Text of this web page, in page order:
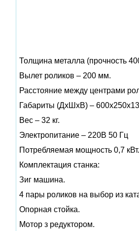
Толщина металла (прочность
Вылет роликов – 200 мм.
Расстояние между центрами
Габариты (ДхШхВ) –
Вес – 32 кг.
Электропитание – 220В 50 Гц
Потребляемая мощность 0,7 кВт.
Комплектация станка:
Зиг машина.
4 пары роликов на выбор из
Опорная стойка.
Мотор з редуктором.